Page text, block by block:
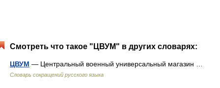
Смотреть что такое "ЦВУМ" в других словарях:
ЦВУМ — Центральный военный универсальный магазин …
Словарь сокращений русского языка